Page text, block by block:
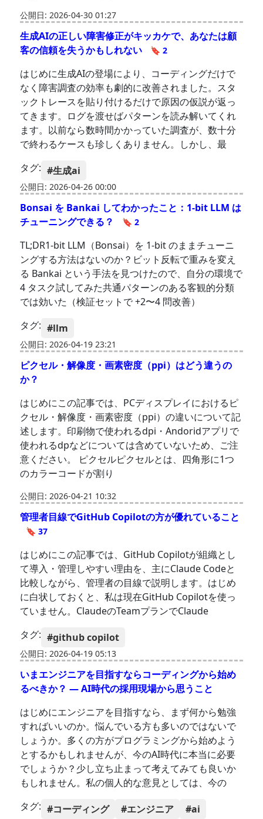
公開日: 2026-04-30 01:27
生成AIの正しい障害修正がキッカケで、あなたは顧
客の信頼を失うかもしれない
🔖 2
はじめに生成AIの登場により、コーディングだけで
なく障害調査の効率も劇的に改善されました。スタ
ックトレースを貼り付けるだけで原因の仮説が返っ
てきます。ログを渡せばパターンを読み解いてくれ
ます。以前なら数時間かかっていた調査が、数十分
で終わるケースも珍しくありません。しかし、最
タグ: #生成ai
公開日: 2026-04-26 00:00
Bonsai を Bankai してわかったこと：1-bit LLM は
チューニングできる？
🔖 2
TL;DR1-bit LLM（Bonsai）を 1-bit のままチューニ
ングする方法はないのか？ビット反転で重みを変え
る Bankai という手法を見つけたので、自分の環境で
4 タスク試してみた共通パターンのある客観的分類
では効いた（検証セットで +2〜4 問改善）
タグ: #llm
公開日: 2026-04-19 23:21
ピクセル・解像度・画素密度（ppi）はどう違うの
か？
はじめにこの記事では、PCディスプレイにおけるピ
クセル・解像度・画素密度（ppi）の違いについて記
述します。印刷物で使われるdpi・Andoridアプリで
使われるdpなどについては含めていないため、ご注
意ください。 ピクセルピクセルとは、四角形に1つ
のカラーコードが割り
公開日: 2026-04-21 10:32
管理者目線でGitHub Copilotの方が優れていること
🔖 37
はじめにこの記事では、GitHub Copilotが組織とし
て導入・管理しやすい理由を、主にClaude Codeと
比較しながら、管理者の目線で説明します。はじめ
に白状しておくと、私は現在GitHub Copilotを使っ
ていません。ClaudeのTeamプランでClaude
タグ: #github copilot
公開日: 2026-04-19 05:13
いまエンジニアを目指すならコーディングから始め
るべきか？ ― AI時代の採用現場から思うこと
はじめにエンジニアを目指すなら、まず何から勉強
すればいいのか。悩んでいる方も多いのではないで
しょうか。多くの方がプログラミングから始めよう
とするかもしれませんが、今のAI時代に本当に必要
でしょうか？少し立ち止まって考えてみても良いか
もしれません。私の個人的な意見としては、今の
タグ: #コーディング #エンジニア #ai